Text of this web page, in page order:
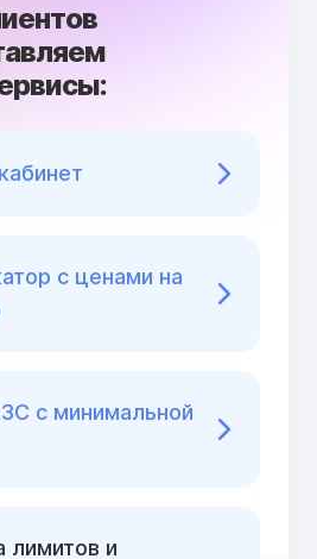
с ценами на
с минимальной
лимитов и